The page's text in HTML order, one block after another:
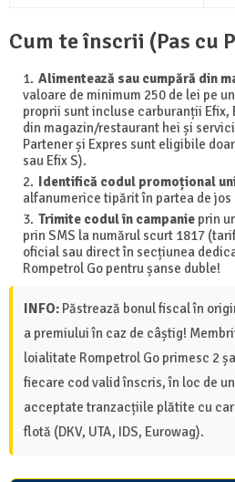
Cum te înscrii (Pas cu
Alimentează sau cumpără din
valoare de minimum 250 de lei pe
proprii sunt incluse carburanții Efix,
din magazin/restaurant hei și
Partener și Expres sunt eligibile
sau Efix S).
Identifică codul promoțional
alfanumerice tipărit în partea de jos
Trimite codul în campanie prin
prin SMS la numărul scurt 1817
oficial sau direct în secțiunea
Rompetrol Go pentru șanse duble!
INFO: Păstrează bonul fiscal în
a premiului în caz de câștig!
loialitate Rompetrol Go primesc 2
fiecare cod valid înscris, în loc de
acceptate tranzacțiile plătite cu
flotă (DKV, UTA, IDS, Eurowag).